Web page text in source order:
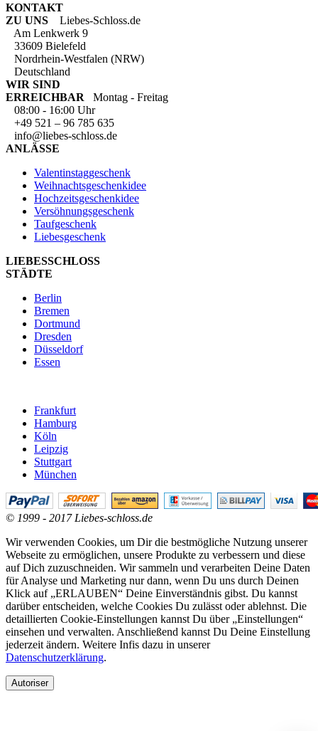
KONTAKT
ZU UNS
Liebes-Schloss.de
Am Lenkwerk 9
33609 Bielefeld
Nordrhein-Westfalen (NRW)
Deutschland
WIR SIND
ERREICHBAR
Montag - Freitag
08:00 - 16:00 Uhr
+49 521 – 96 785 635
info@liebes-schloss.de
ANLÄSSE
Valentinstaggeschenk
Weihnachtsgeschenkidee
Hochzeitsgeschenkidee
Versöhnungsgeschenk
Taufgeschenk
Liebesgeschenk
LIEBESSCHLOSS
STÄDTE
Berlin
Bremen
Dortmund
Dresden
Düsseldorf
Essen
Frankfurt
Hamburg
Köln
Leipzig
Stuttgart
München
© 1999 - 2017 Liebes-schloss.de
Wir verwenden Cookies, um Dir die bestmögliche Nutzung unserer
Webseite zu ermöglichen, unsere Produkte zu verbessern und diese
auf Dich zuzuschneiden. Wir sammeln und verarbeiten Deine Daten
für Analyse und Marketing nur dann, wenn Du uns durch Deinen
Klick auf „ERLAUBEN“ Deine Einverständnis gibst. Du kannst
darüber entscheiden, welche Cookies Du zulässt oder ablehnst. Die
detaillierten Cookie-Einstellungen kannst Du über „Einstellungen“
einsehen und verwalten. Anschließend kannst Du Deine Einstellung
jederzeit ändern. Weitere Infis dazu in unserer
Datenschutzerklärung.
Autoriser